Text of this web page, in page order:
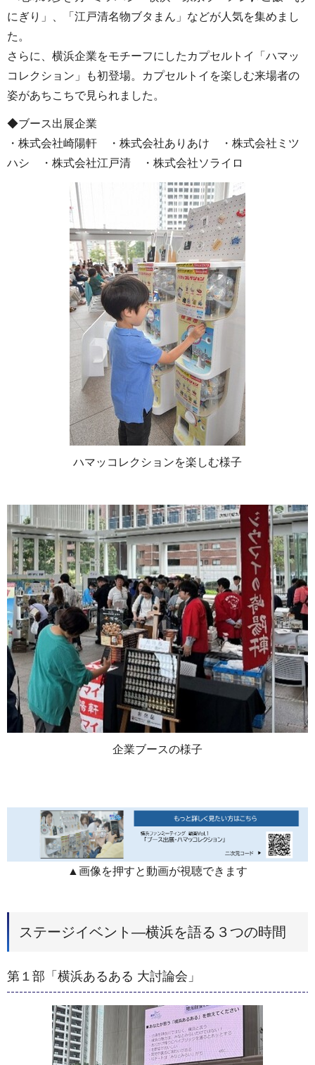
にぎり」、「江戸清名物ブタまん」などが人気を集めまし
た。
さらに、横浜企業をモチーフにしたカプセルトイ「ハマッ
コレクション」も初登場。カプセルトイを楽しむ来場者の
姿があちこちで見られました。
◆ブース出展企業
・株式会社崎陽軒 ・株式会社ありあけ ・株式会社ミツ
ハシ ・株式会社江戸清 ・株式会社ソライロ
ハマッコレクションを楽しむ様子
企業ブースの様子
▲画像を押すと動画が視聴できます
ステージイベント―横浜を語る３つの時間
第１部「横浜あるある 大討論会」